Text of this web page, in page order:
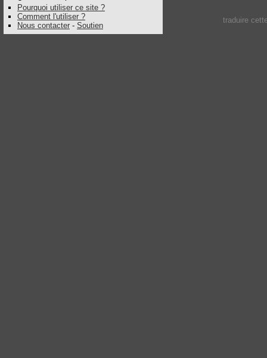
Pourquoi utiliser ce site ?
Comment l'utiliser ?
Nous contacter - Soutien
traduire